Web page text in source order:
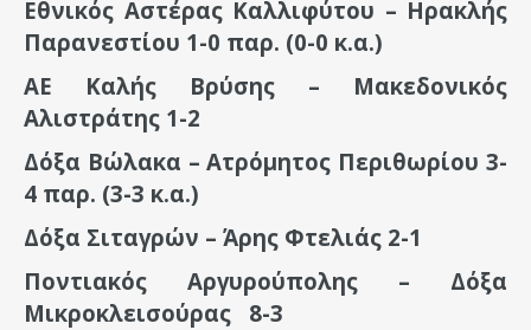
Εθνικός Αστέρας Καλλιφύτου – Ηρακλής
Παρανεστίου 1-0 παρ. (0-0 κ.α.)
ΑΕ Καλής Βρύσης – Μακεδονικός
Αλιστράτης 1-2
Δόξα Βώλακα – Ατρόμητος Περιθωρίου 3-
4 παρ. (3-3 κ.α.)
Δόξα Σιταγρών – Άρης Φτελιάς 2-1
Ποντιακός Αργυρούπολης – Δόξα
Μικροκλεισούρας 8-3